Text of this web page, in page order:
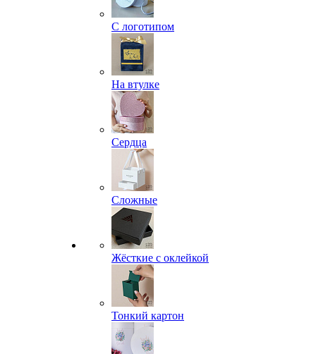
С логотипом
На втулке
Сердца
Сложные
Жёсткие с оклейкой
Тонкий картон